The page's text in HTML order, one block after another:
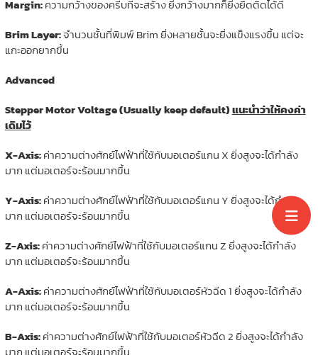
Margin:ความกว้างของครีบที่จะสร้าง ยิ่งกว้างมากก็ยิ่งยึดติดได้ดี
Brim Layer:จำนวนชั้นที่พิมพ์ Brim ยิ่งหลายชั้นจะยิ่งแข็งแรงขึ้น แต่จะ
แกะออกยากขึ้น
Advanced
Stepper Motor Voltage (Usually keep default)แนะนำว่าให้คงค่า
เดิมไว้
X-Axis:ค่าความต่างศักย์ไฟฟ้าที่ใช้กับมอเตอร์แกน X ยิ่งสูงจะได้กำลัง
มาก แต่มอเตอร์จะร้อนมากขึ้น
Y-Axis:ค่าความต่างศักย์ไฟฟ้าที่ใช้กับมอเตอร์แกน Y ยิ่งสูงจะได้กำลัง
มาก แต่มอเตอร์จะร้อนมากขึ้น
Z-Axis:ค่าความต่างศักย์ไฟฟ้าที่ใช้กับมอเตอร์แกน Z ยิ่งสูงจะได้กำลัง
มาก แต่มอเตอร์จะร้อนมากขึ้น
A-Axis:ค่าความต่างศักย์ไฟฟ้าที่ใช้กับมอเตอร์หัวฉีด 1 ยิ่งสูงจะได้กำลัง
มาก แต่มอเตอร์จะร้อนมากขึ้น
B-Axis:ค่าความต่างศักย์ไฟฟ้าที่ใช้กับมอเตอร์หัวฉีด 2 ยิ่งสูงจะได้กำลัง
มาก แต่มอเตอร์จะร้อนมากขึ้น